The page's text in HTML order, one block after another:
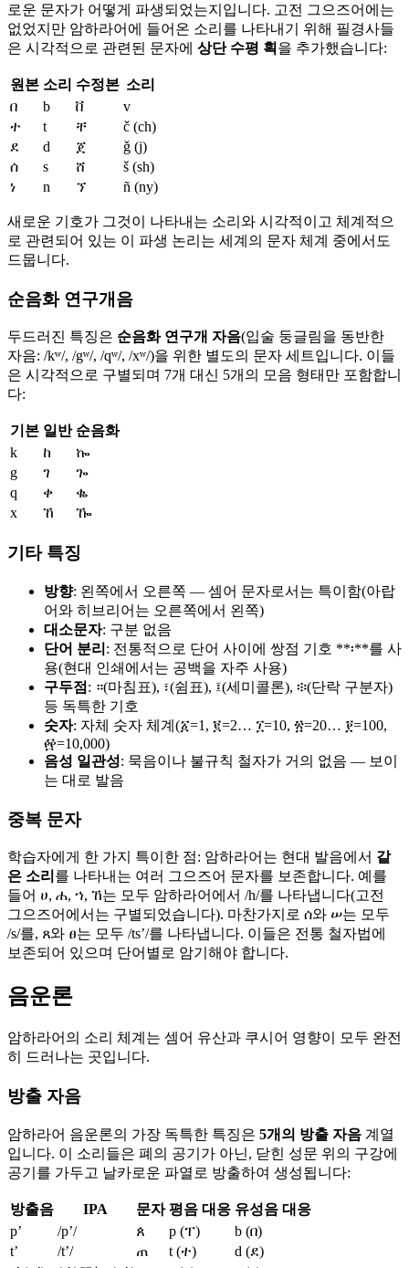
로운 문자가 어떻게 파생되었는지입니다. 고전 그으즈어에는
없었지만 암하라어에 들어온 소리를 나타내기 위해 필경사들
은 시각적으로 관련된 문자에 상단 수평 획 을 추가했습니다:
원본 소리 수정본 소리
በ
b ቨ
v
ተ
t ቸ
č (ch)
ደ
d ጀ
ǧ (j)
ሰ
s ሸ
š (sh)
ነ
n ኘ ñ (ny)
새로운 기호가 그것이 나타내는 소리와 시각적이고 체계적으
로 관련되어 있는 이 파생 논리는 세계의 문자 체계 중에서도
드뭅니다.
순음화 연구개음
두드러진 특징은 순음화 연구개 자음(입술 둥글림을 동반한
자음: /kʷ/, /gʷ/, /qʷ/, /xʷ/)을 위한 별도의 문자 세트입니다. 이들
은 시각적으로 구별되며 7개 대신 5개의 모음 형태만 포함합니
다:
기본 일반 순음화
k
ከ
ኰ
g
ገ
ጐ
q
ቀ
ቈ
x
ኸ ዀ
기타 특징
방향: 왼쪽에서 오른쪽 — 셈어 문자로서는 특이함(아랍
어와 히브리어는 오른쪽에서 왼쪽)
대소문자: 구분 없음
단어 분리 : 전통적으로 단어 사이에 쌍점 기호 **፡**를 사
용(현대 인쇄에서는 공백을 자주 사용)
구두점 : ።(마침표), ፣(쉼표), ፤(세미콜론), ፨(단락 구분자)
등 독특한 기호
숫자: 자체 숫자 체계(፩=1, ፪=2… ፲=10, ፳=20… ፻=100,
፼=10,000)
음성 일관성: 묵음이나 불규칙 철자가 거의 없음 — 보이
는 대로 발음
중복 문자
학습자에게 한 가지 특이한 점: 암하라어는 현대 발음에서 같
은 소리 를 나타내는 여러 그으즈어 문자를 보존합니다. 예를
들어 ሀ, ሐ, ኀ, ኸ는 모두 암하라어에서 /h/를 나타냅니다(고전
그으즈어에서는 구별되었습니다). 마찬가지로 ሰ와 ሠ는 모두
/s/를, ጸ와 ፀ는 모두 /tsʼ/를 나타냅니다. 이들은 전통 철자법에
보존되어 있으며 단어별로 암기해야 합니다.
음운론
암하라어의 소리 체계는 셈어 유산과 쿠시어 영향이 모두 완전
히 드러나는 곳입니다.
방출 자음
암하라어 음운론의 가장 독특한 특징은 5개의 방출 자음 계열
입니다. 이 소리들은 폐의 공기가 아닌, 닫힌 성문 위의 구강에
공기를 가두고 날카로운 파열로 방출하여 생성됩니다:
방출음 IPA 문자 평음 대응 유성음 대응
p’
/pʼ/ ጰ p (ፐ)
b (በ)
t’
/tʼ/ ጠ t (ተ)
d (ደ)